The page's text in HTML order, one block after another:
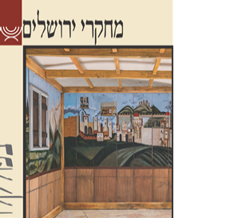
שלום צבר גלית חזן-רוקם
סלמון